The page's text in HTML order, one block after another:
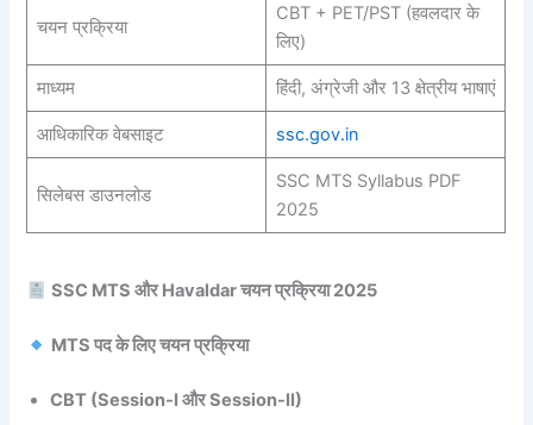
चयन प्रक्रिया
CBT + PET/PST (हवलदार के
लिए)
माध्यम हिंदी, अंग्रेजी और 13 क्षेत्रीय भाषाएं
आधिकारिक वेबसाइट ssc.gov.in
सिलेबस डाउनलोड
SSC MTS Syllabus PDF
2025
SSC MTS और Havaldar चयन प्रक्रिया 2025
MTS पद के लिए चयन प्रक्रिया
CBT (Session-I और Session-II)